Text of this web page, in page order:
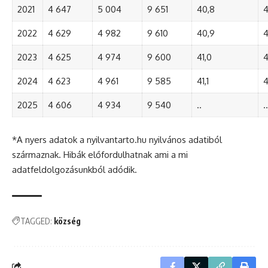
2021 4 647 5 004 9 651 40,8
2022 4 629 4 982 9 610 40,9
2023 4 625 4 974 9 600 41,0
2024 4 623 4 961 9 585 41,1
2025 4 606 4 934 9 540 .. ..
*A nyers adatok a nyilvantarto.hu nyilvános adatiból
származnak. Hibák előfordulhatnak ami a mi
adatfeldolgozásunkból adódik.
TAGGED: község